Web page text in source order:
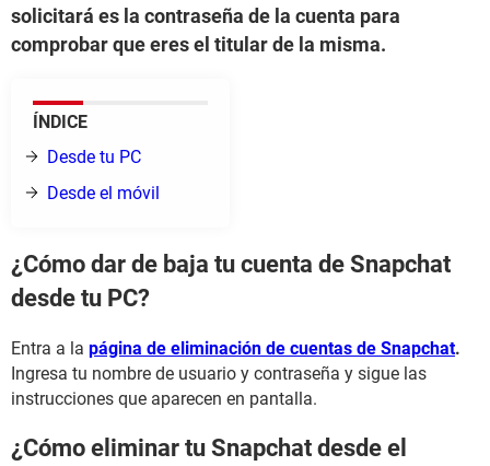
solicitará es la contraseña de la cuenta para
comprobar que eres el titular de la misma.
ÍNDICE
Desde tu PC
Desde el móvil
¿Cómo dar de baja tu cuenta de Snapchat
desde tu PC?
Entra a la página de eliminación de cuentas de Snapchat.
Ingresa tu nombre de usuario y contraseña y sigue las
instrucciones que aparecen en pantalla.
¿Cómo eliminar tu Snapchat desde el